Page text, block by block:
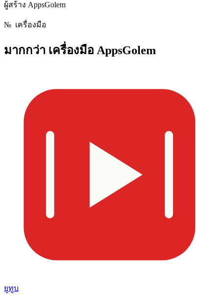
ผู้สร้าง AppsGolem
№ เครื่องมือ
มากกว่า เครื่องมือ AppsGolem
ยูทูบ